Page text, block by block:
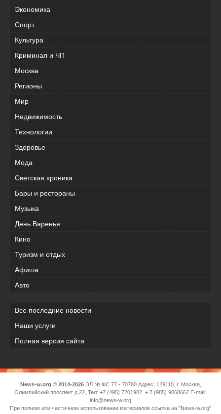
Экономика
Спорт
Культура
Криминал и ЧП
Москва
Регионы
Мир
Недвижимость
Технологии
Здоровье
Мода
Светская хроника
Бары и рестораны
Музыка
День Варенья
Кино
Туризм и отдых
Афиша
Авто
Все последние новости
Наши услуги
Полная версия сайта
News-w.org © 2014-2026ЭЛ № ФС 77 - 70780 Адрес: 129110, г. Москва,
Олимпийский проспект д 22, Тел: +7 (495) 7201982, + 7 (985) 9068662 E-mail:
info@news-w.org
При полном или частичном использовании материалов ссылка на "News-w.org"